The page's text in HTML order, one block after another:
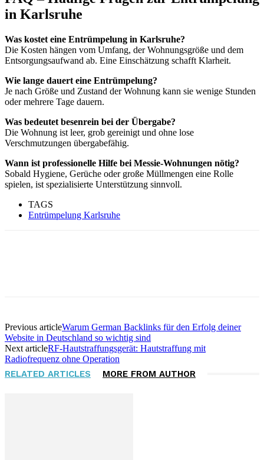
in Karlsruhe
Was kostet eine Entrümpelung in Karlsruhe?
Die Kosten hängen vom Umfang, der Wohnungsgröße und dem
Entsorgungsaufwand ab. Eine Einschätzung schafft Klarheit.
Wie lange dauert eine Entrümpelung?
Je nach Größe und Zustand der Wohnung kann sie wenige Stunden
oder mehrere Tage dauern.
Was bedeutet besenrein bei der Übergabe?
Die Wohnung ist leer, grob gereinigt und ohne lose
Verschmutzungen übergabefähig.
Wann ist professionelle Hilfe bei Messie-Wohnungen nötig?
Sobald Hygiene, Gerüche oder große Müllmengen eine Rolle
spielen, ist spezialisierte Unterstützung sinnvoll.
TAGS
Entrümpelung Karlsruhe
Previous articleWarum German Backlinks für den Erfolg deiner
Website in Deutschland so wichtig sind
Next articleRF-Hautstraffungsgerät: Hautstraffung mit
Radiofrequenz ohne Operation
RELATED ARTICLES MORE FROM AUTHOR